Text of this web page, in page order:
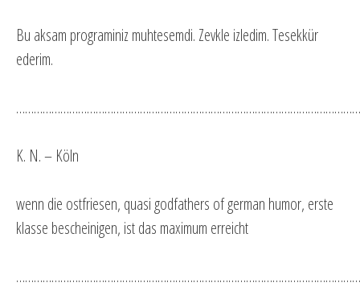
Bu aksam programiniz muhtesemdi. Zevkle izledim. Tesekkür
ederim.
K. N. – Köln
wenn die ostfriesen, quasi godfathers of german humor, erste
klasse bescheinigen, ist das maximum erreicht